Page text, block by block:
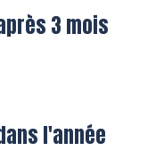
3 mois
l'année